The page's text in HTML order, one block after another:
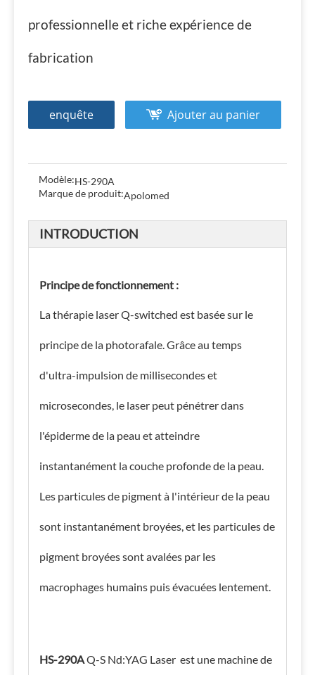
professionnelle et riche expérience de
fabrication
enquête Ajouter au panier
Modèle:HS-290A
Marque de produit:Apolomed
INTRODUCTION
Principe de fonctionnement :
La thérapie laser Q-switched est basée sur le
principe de la photorafale. Grâce au temps
d'ultra-impulsion de millisecondes et
microsecondes, le laser peut pénétrer dans
l'épiderme de la peau et atteindre
instantanément la couche profonde de la peau.
Les particules de pigment à l'intérieur de la peau
sont instantanément broyées, et les particules de
pigment broyées sont avalées par les
macrophages humains puis évacuées lentement.
HS-290AQ-S Nd:YAG Laser est une machine de